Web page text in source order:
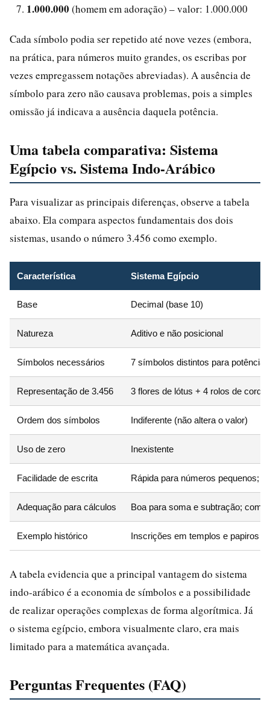
1.000.000 (homem em adoração) – valor: 1.000.000
Cada símbolo podia ser repetido até nove vezes (embora,
na prática, para números muito grandes, os escribas por
vezes empregassem notações abreviadas). A ausência de
símbolo para zero não causava problemas, pois a simples
omissão já indicava a ausência daquela potência.
Uma tabela comparativa: Sistema
Egípcio vs. Sistema Indo-Arábico
Para visualizar as principais diferenças, observe a tabela
abaixo. Ela compara aspectos fundamentais dos dois
sistemas, usando o número 3.456 como exemplo.
Característica Sistema Egípcio
Base Decimal (base 10)
Natureza Aditivo e não posicional
Símbolos necessários 7 símbolos distintos para
Representação de 3.456 3 flores de lótus + 4 rolos de
Ordem dos símbolos Indiferente (não altera o valor)
Uso de zero Inexistente
Facilidade de escrita Rápida para números pequenos;
Adequação para cálculos Boa para soma e subtração;
Exemplo histórico Inscrições em templos e papiros
A tabela evidencia que a principal vantagem do sistema
indo-arábico é a economia de símbolos e a possibilidade
de realizar operações complexas de forma algorítmica. Já
o sistema egípcio, embora visualmente claro, era mais
limitado para a matemática avançada.
Perguntas Frequentes (FAQ)